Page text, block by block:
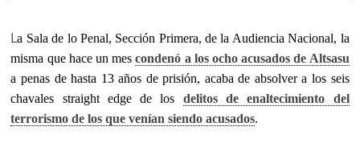
La Sala de lo Penal, Sección Primera, de la Audiencia Nacional, la
misma que hace un mescondenó a los ocho acusados de Altsasu
a penas de hasta 13 años de prisión, acaba de absolver a los seis
chavales straight edge de los delitos de enaltecimiento del
terrorismo de los que venían siendo acusados.